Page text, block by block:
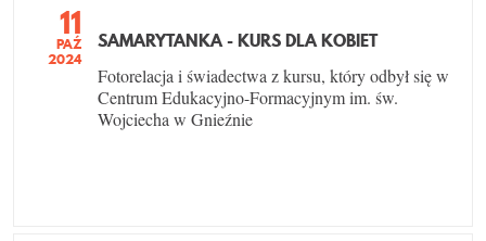
11
PAŹ
2024
SAMARYTANKA - KURS DLA KOBIET
Fotorelacja i świadectwa z kursu, który odbył się w
Centrum Edukacyjno-Formacyjnym im. św.
Wojciecha w Gnieźnie